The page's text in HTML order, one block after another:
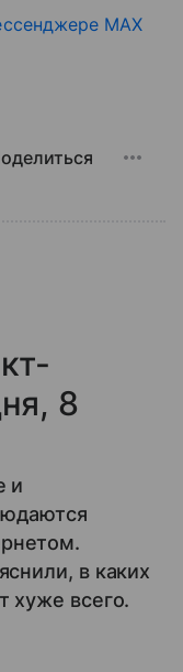
MAX
8
и
в каких
хуже всего.